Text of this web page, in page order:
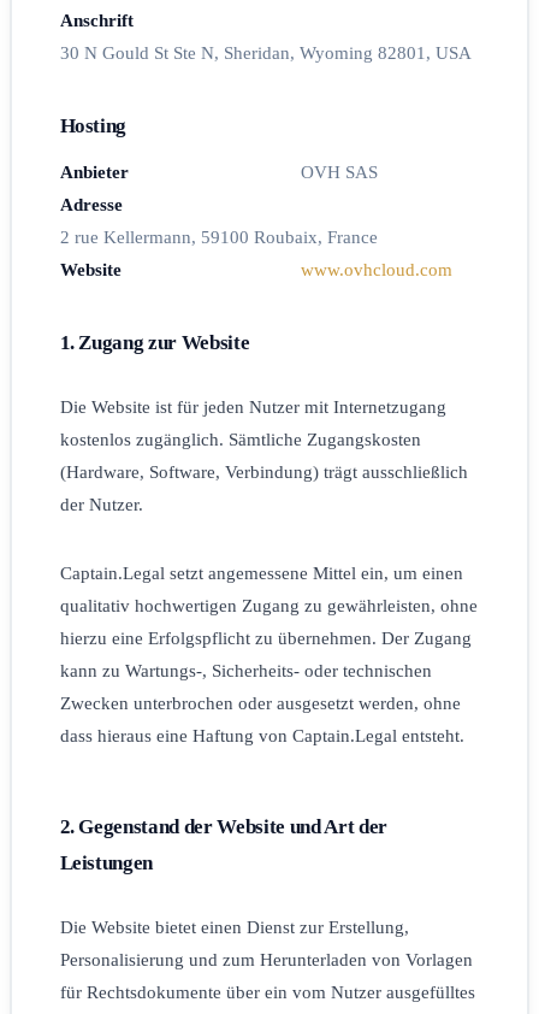
Anschrift
30 N Gould St Ste N, Sheridan, Wyoming 82801, USA
Hosting
Anbieter
OVH SAS
Adresse
2 rue Kellermann, 59100 Roubaix, France
Website
www.ovhcloud.com
1. Zugang zur Website
Die Website ist für jeden Nutzer mit Internetzugang
kostenlos zugänglich. Sämtliche Zugangskosten
(Hardware, Software, Verbindung) trägt ausschließlich
der Nutzer.
Captain.Legal setzt angemessene Mittel ein, um einen
qualitativ hochwertigen Zugang zu gewährleisten, ohne
hierzu eine Erfolgspflicht zu übernehmen. Der Zugang
kann zu Wartungs-, Sicherheits- oder technischen
Zwecken unterbrochen oder ausgesetzt werden, ohne
dass hieraus eine Haftung von Captain.Legal entsteht.
2. Gegenstand der Website und Art der
Leistungen
Die Website bietet einen Dienst zur Erstellung,
Personalisierung und zum Herunterladen von Vorlagen
für Rechtsdokumente über ein vom Nutzer ausgefülltes